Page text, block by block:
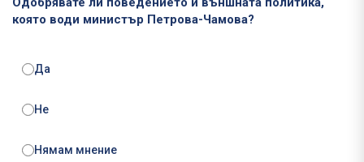
която води министър Петрова-Чамова?
Да
Не
Нямам мнение